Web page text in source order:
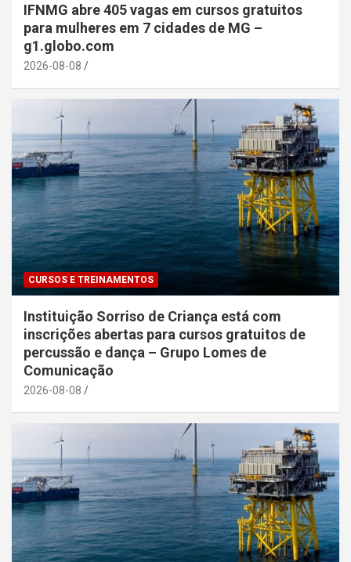
IFNMG abre 405 vagas em cursos gratuitos
para mulheres em 7 cidades de MG –
g1.globo.com
2026-08-08
CURSOS E TREINAMENTOS
Instituição Sorriso de Criança está com
inscrições abertas para cursos gratuitos de
percussão e dança – Grupo Lomes de
Comunicação
2026-08-08